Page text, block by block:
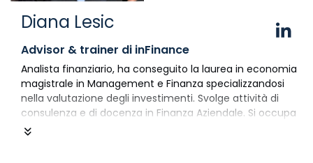
Diana Lesic
Advisor & trainer di inFinance
Analista finanziario, ha conseguito la laurea in economia
magistrale in Management e Finanza specializzandosi
nella valutazione degli investimenti. Svolge attività di
consulenza e di docenza in Finanza Aziendale. Si occupa
di corporate finance con particolare focus sulla